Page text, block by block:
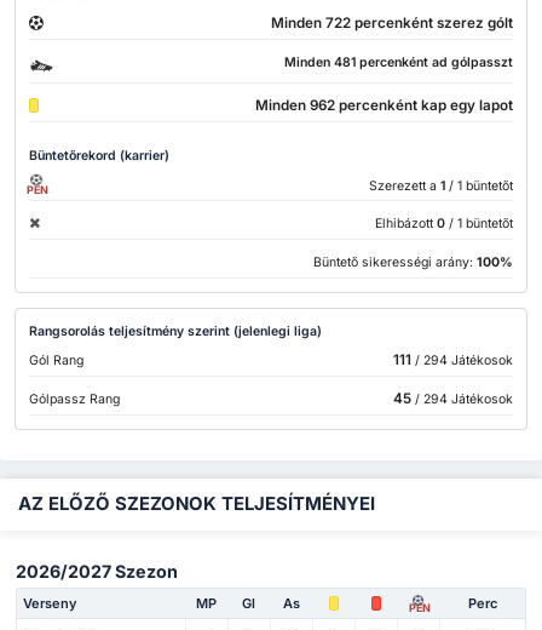
Minden 722 percenként szerez gólt
Minden 481 percenként ad gólpasszt
Minden 962 percenként kap egy lapot
Büntetőrekord (karrier)
PEN Szerezett a 1 / 1 büntetőt
Elhibázott 0 / 1 büntetőt
Büntető sikerességi arány: 100%
Rangsorolás teljesítmény szerint (jelenlegi liga)
Gól Rang
111 / 294 Játékosok
Gólpassz Rang 45/ 294 Játékosok
AZ ELŐZŐ SZEZONOK TELJESÍTMÉNYEI
2026/2027 Szezon
Verseny MP Gl As PEN Perc